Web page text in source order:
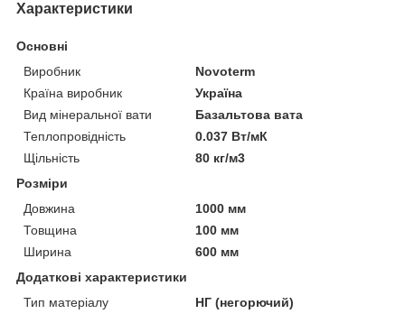
Характеристики
Основні
Виробник
Novoterm
Країна виробник
Україна
Вид мінеральної вати
Базальтова вата
Теплопровідність
0.037 Вт/мК
Щільність
80 кг/м3
Розміри
Довжина
1000 мм
Товщина
100 мм
Ширина
600 мм
Додаткові характеристики
Тип матеріалу
НГ (негорючий)